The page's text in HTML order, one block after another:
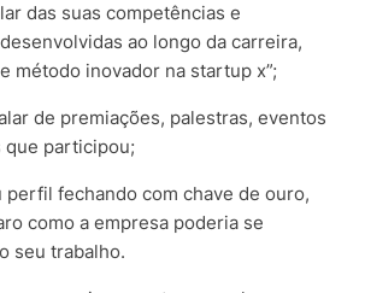
das suas competências e
ao longo da carreira,
método inovador na startup x”;
de premiações, palestras, eventos
participou;
perfil fechando com chave de ouro,
como a empresa poderia se
seu trabalho.